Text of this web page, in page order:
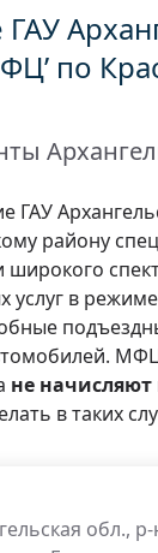
по
ГАУ
району
широкого
услуг в
не
в таких
обл.,